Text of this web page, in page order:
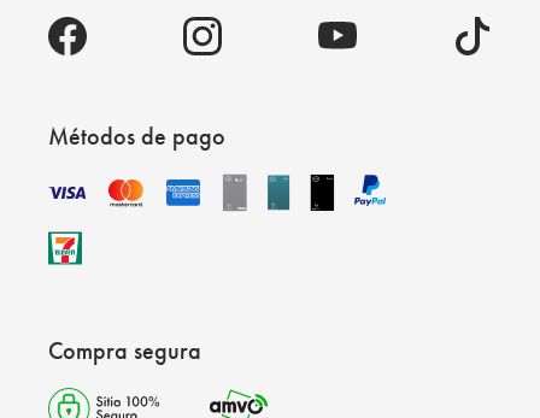
Métodos de pago
Compra segura